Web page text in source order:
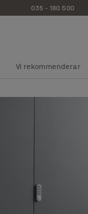
035 - 180 500
Vi rekommenderar